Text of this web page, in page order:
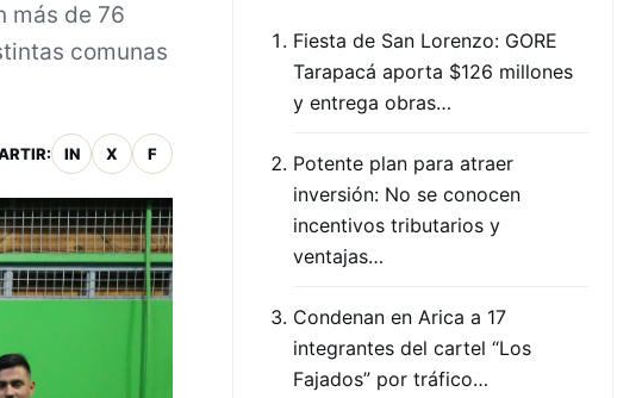
más de 76
comunas
IN X F
Fiesta de San Lorenzo: GORE
Tarapacá aporta $126 millones
y entrega obras…
Potente plan para atraer
inversión: No se conocen
incentivos tributarios y
ventajas…
Condenan en Arica a 17
integrantes del cartel “Los
Fajados” por tráfico…